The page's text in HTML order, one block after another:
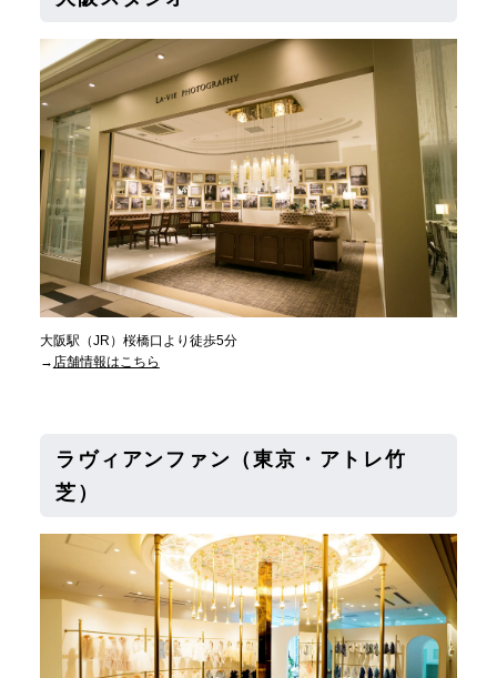
大阪駅（JR）桜橋口より徒歩5分
→ 店舗情報はこちら
ラヴィアンファン（東京・アトレ竹
芝）